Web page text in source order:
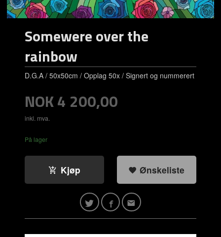
Somewere over the
rainbow
D.G.A / 50x50cm / Opplag 50x / Signert og nummerert
Pris
NOK4 200,00
inkl. mva.
På lager
Kjøp Ønskeliste